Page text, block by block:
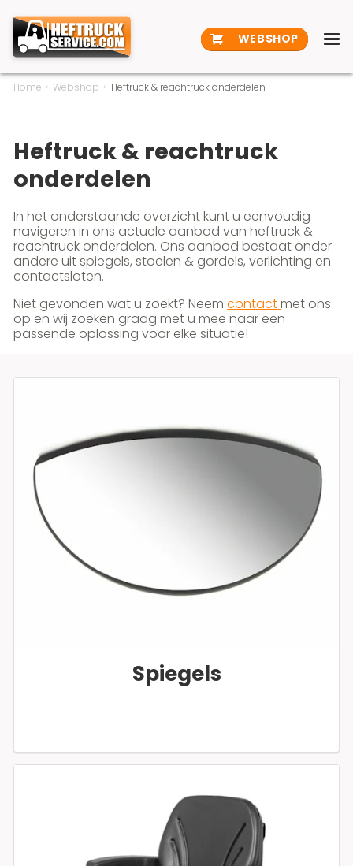
WEBSHOP
Home Webshop Heftruck & reachtruck onderdelen
Heftruck & reachtruck
onderdelen
In het onderstaande overzicht kunt u eenvoudig
navigeren in ons actuele aanbod van heftruck &
reachtruck onderdelen. Ons aanbod bestaat onder
andere uit spiegels, stoelen & gordels, verlichting en
contactsloten.
Niet gevonden wat u zoekt? Neemcontactmet ons
op en wij zoeken graag met u mee naar een
passende oplossing voor elke situatie!
Spiegels